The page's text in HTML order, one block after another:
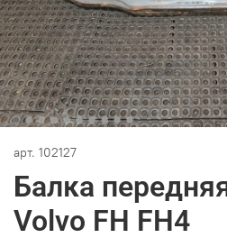
арт. 102127
Балка
Volvo FH FH4